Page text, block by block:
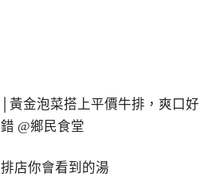
店你會看到的湯